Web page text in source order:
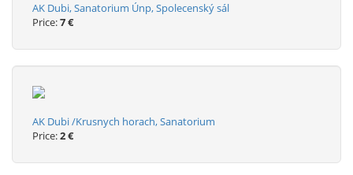
AK Dubi, Sanatorium Únp, Spolecenský sál
Price:7 €
AK Dubi /Krusnych horach, Sanatorium
Price:2 €